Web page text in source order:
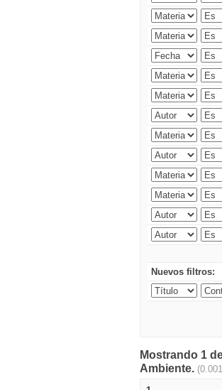
Nuevos filtros:
Mostrando 1
Ambiente.